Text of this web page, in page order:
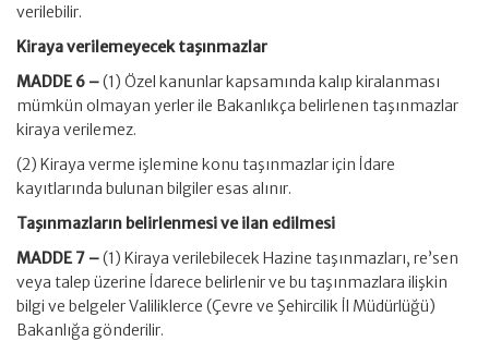
verilebilir.
Kiraya verilemeyecek taşınmazlar
MADDE 6 –(1) Özel kanunlar kapsamında kalıp kiralanması
mümkün olmayan yerler ile Bakanlıkça belirlenen taşınmazlar
kiraya verilemez.
(2) Kiraya verme işlemine konu taşınmazlar için İdare
kayıtlarında bulunan bilgiler esas alınır.
Taşınmazların belirlenmesi ve ilan edilmesi
MADDE 7 –(1) Kiraya verilebilecek Hazine taşınmazları, re’sen
veya talep üzerine İdarece belirlenir ve bu taşınmazlara ilişkin
bilgi ve belgeler Valiliklerce (Çevre ve Şehircilik İl Müdürlüğü)
Bakanlığa gönderilir.